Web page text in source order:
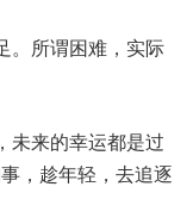
。所谓困难，实际
未来的幸运都是过
，趁年轻，去追逐